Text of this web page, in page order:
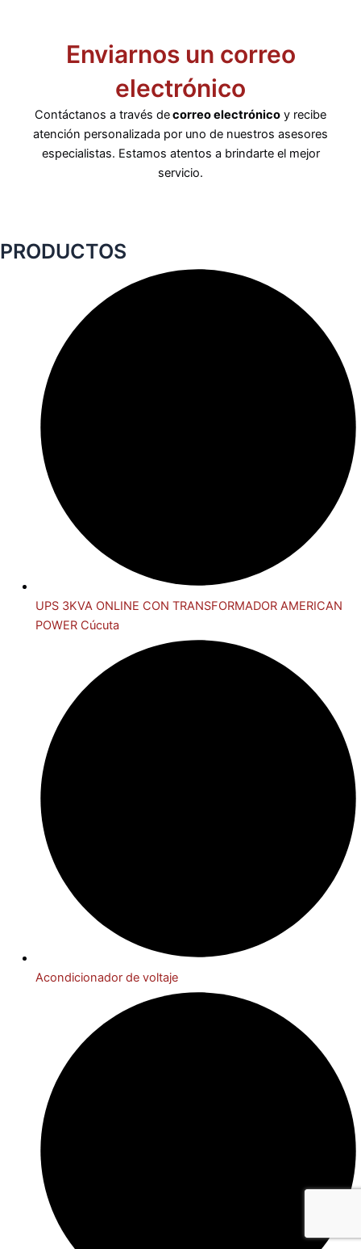
Enviarnos un correo
electrónico
Contáctanos a través decorreo electrónico y recibe
atención personalizada por uno de nuestros asesores
especialistas. Estamos atentos a brindarte el mejor
servicio.
PRODUCTOS
UPS 3KVA ONLINE CON TRANSFORMADOR AMERICAN
POWER Cúcuta
Acondicionador de voltaje